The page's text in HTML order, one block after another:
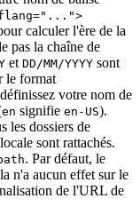
calculer l'ère de la
pas la chaîne de
et DD/MM/YYYY sont
le format
votre nom de
en signifie en-US).
les dossiers de
sont rattachés.
. Par défaut, le
n'a aucun effet sur le
de l'URL de